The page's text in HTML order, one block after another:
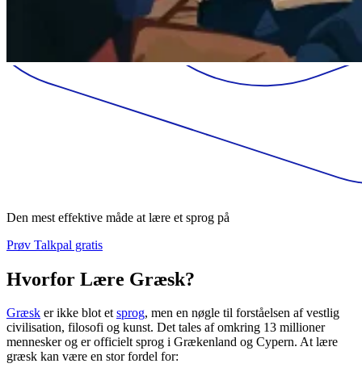
Den mest effektive måde at lære et sprog på
Prøv Talkpal gratis
Hvorfor Lære Græsk?
Græsk er ikke blot etsprog, men en nøgle til forståelsen af vestlig
civilisation, filosofi og kunst. Det tales af omkring 13 millioner
mennesker og er officielt sprog i Grækenland og Cypern. At lære
græsk kan være en stor fordel for: